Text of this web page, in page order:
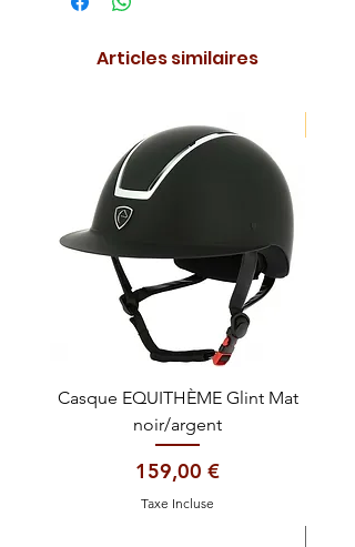
Articles similaires
Casque EQUITHÈME Glint Mat
noir/argent
Prix
159,00 €
Taxe Incluse